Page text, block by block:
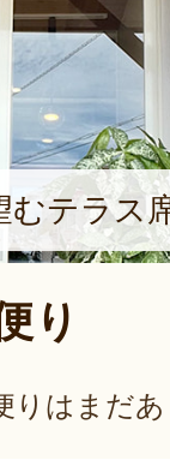
むテラス
り
りはまだ